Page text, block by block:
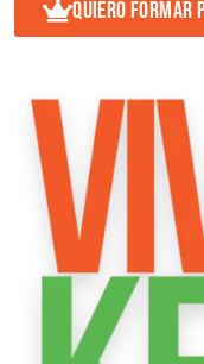
QUIERO FORMAR